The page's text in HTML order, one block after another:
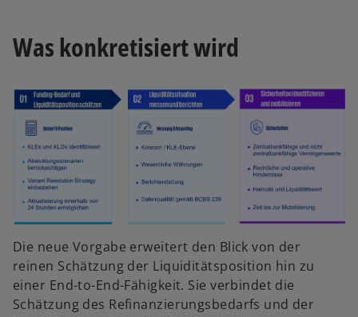
Was konkretisiert wird
Die neue Vorgabe erweitert den Blick von der
reinen Schätzung der Liquiditätsposition hin zu
einer End-to-End-Fähigkeit. Sie verbindet die
Schätzung des Refinanzierungsbedarfs und der